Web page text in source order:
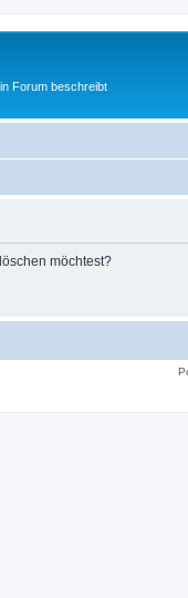
Forum beschreibt
möchtest?